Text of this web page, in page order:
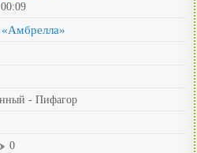
- Пифагор
0